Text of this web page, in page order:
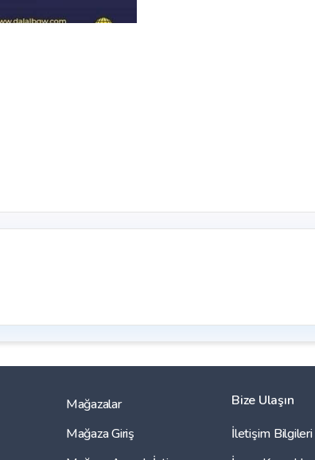
Mağazalar
Mağaza Giriş
Bize Ulaşın
İletişim Bilgileri